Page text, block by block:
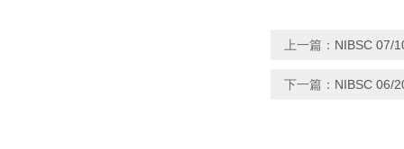
上一篇： NIBSC 07/
下一篇： NIBSC 06/